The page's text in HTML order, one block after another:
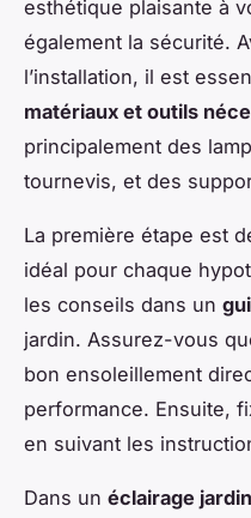
esthétique plaisante à
également la sécurité.
l’installation, il est
matériaux et outils
principalement des
tournevis, et des
La première étape est
idéal pour chaque
les conseils dans un
jardin. Assurez-vous
bon ensoleillement
performance. Ensuite,
en suivant les
Dans un éclairage jardin